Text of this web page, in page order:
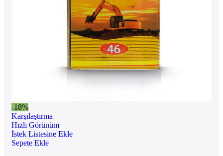
-18%
Karşılaştırma
Hızlı Görünüm
İstek Listesine Ekle
Sepete Ekle